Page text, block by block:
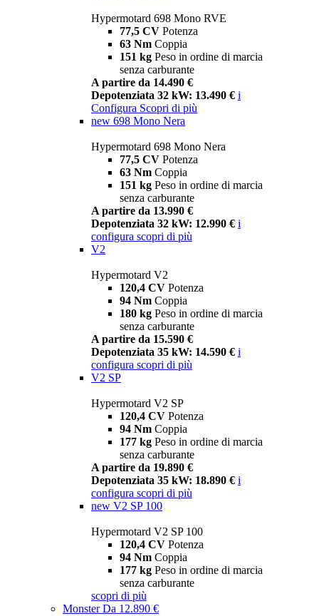
Hypermotard 698 Mono RVE
77,5 CV Potenza
63 Nm Coppia
151 kg Peso in ordine di marcia
senza carburante
A partire da 14.490 €
Depotenziata 32 kW: 13.490 € i
Configura Scopri di più
new 698 Mono Nera
Hypermotard 698 Mono Nera
77,5 CV Potenza
63 Nm Coppia
151 kg Peso in ordine di marcia
senza carburante
A partire da 13.990 €
Depotenziata 32 kW: 12.990 € i
configura scopri di più
V2
Hypermotard V2
120,4 CV Potenza
94 Nm Coppia
180 kg Peso in ordine di marcia
senza carburante
A partire da 15.590 €
Depotenziata 35 kW: 14.590 € i
configura scopri di più
V2 SP
Hypermotard V2 SP
120,4 CV Potenza
94 Nm Coppia
177 kg Peso in ordine di marcia
senza carburante
A partire da 19.890 €
Depotenziata 35 kW: 18.890 € i
configura scopri di più
new V2 SP 100
Hypermotard V2 SP 100
120,4 CV Potenza
94 Nm Coppia
177 kg Peso in ordine di marcia
senza carburante
scopri di più
MonsterDa 12.890 €